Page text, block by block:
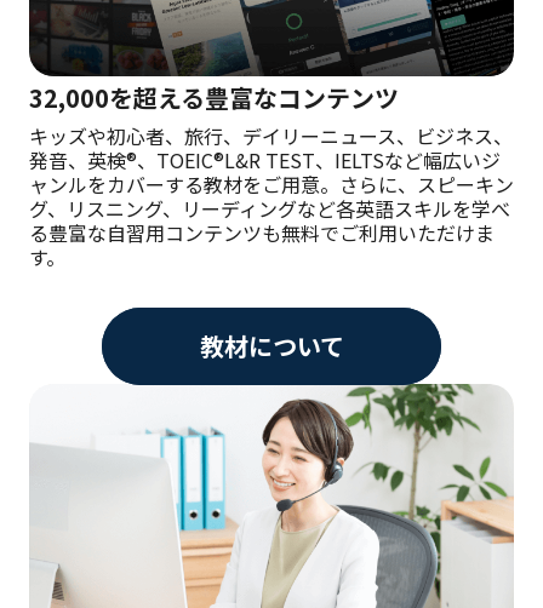
32,000を超える豊富なコンテンツ
キッズや初心者、旅行、デイリーニュース、ビジネス、
発音、英検®、TOEIC®L&R TEST、IELTSなど幅広いジ
ャンルをカバーする教材をご用意。さらに、スピーキン
グ、リスニング、リーディングなど各英語スキルを学べ
る豊富な自習用コンテンツも無料でご利用いただけま
す。
教材について